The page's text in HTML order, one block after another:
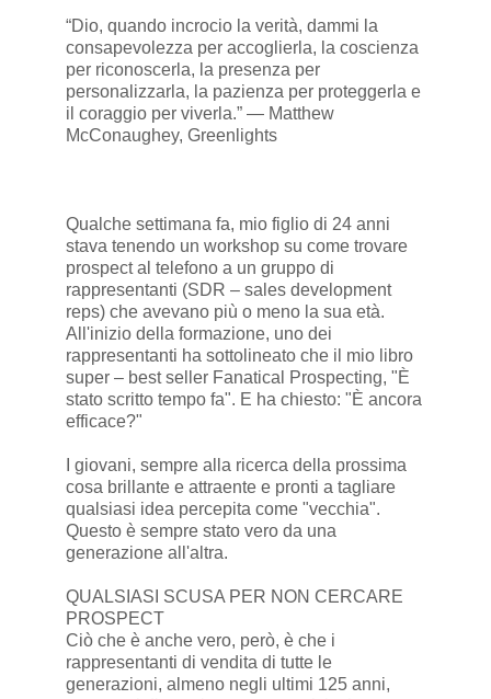
“Dio, quando incrocio la verità, dammi la
consapevolezza per accoglierla, la coscienza
per riconoscerla, la presenza per
personalizzarla, la pazienza per proteggerla e
il coraggio per viverla.” ― Matthew
McConaughey, Greenlights
Qualche settimana fa, mio figlio di 24 anni
stava tenendo un workshop su come trovare
prospect al telefono a un gruppo di
rappresentanti (SDR – sales development
reps) che avevano più o meno la sua età.
All'inizio della formazione, uno dei
rappresentanti ha sottolineato che il mio libro
super – best seller Fanatical Prospecting, "È
stato scritto tempo fa". E ha chiesto: "È ancora
efficace?"
I giovani, sempre alla ricerca della prossima
cosa brillante e attraente e pronti a tagliare
qualsiasi idea percepita come "vecchia".
Questo è sempre stato vero da una
generazione all'altra.
QUALSIASI SCUSA PER NON CERCARE
PROSPECT
Ciò che è anche vero, però, è che i
rappresentanti di vendita di tutte le
generazioni, almeno negli ultimi 125 anni,